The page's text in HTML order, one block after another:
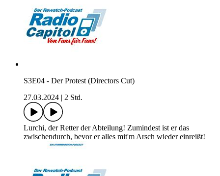
S3E04 - Der Protest (Directors Cut)
27.03.2024
2 Std.
Lurchi, der Retter der Abteilung! Zumindest ist er das
zwischendurch, bevor er alles mit'm Arsch wieder einreißt!